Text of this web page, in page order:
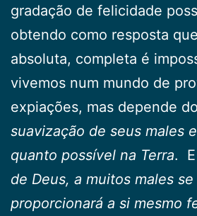
gradação de felicidade
obtendo como resposta
absoluta, completa é
vivemos num mundo de
expiações, mas depende
suavização de seus males
quanto possível na Terra. E
de Deus, a muitos males
proporcionará a si mesmo